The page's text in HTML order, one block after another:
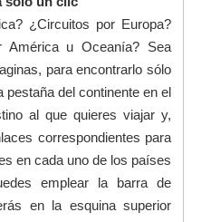
¿Circuitos por Europa?
América u Oceanía? Sea
para encontrarlo sólo
del continente en el
al que quieres viajar y,
correspondientes para
en cada uno de los países
emplear la barra de
en la esquina superior